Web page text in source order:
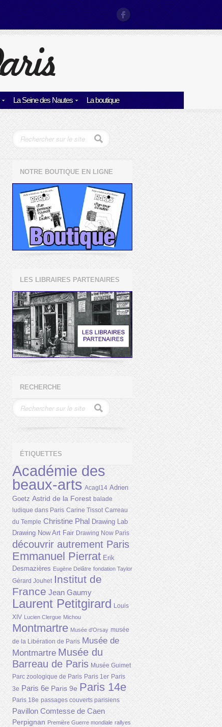
La Seine des Nautes La boutique
NOTRE BOUTIQUE EN LIGNE
LES LIBRAIRES PARTENAIRES
RECHERCHE
ÉTIQUETTES
Académie des
beaux-arts Acagl14 Adrien
Goetz Astrid de la Forest balade
ludique dans Paris Carine Tissot Carreau
du Temple Christine Phal Drawing Lab
Drawing Now Art Fair Drawing Now Paris
découvrir autrement Paris
Emmanuel Pierrat Erik
Desmazières Eugène Delâtre fondation Taylor
Gérard Jouhet Institut de
France Jean Gaumy
Laurent Petitgirard Louis
XIV Lucien Clergue Michou
Montmartre Musée d'Orsay musée
de la Libération de Paris Musée de
Montmartre Musée du
Barreau de Paris Musée Guimet
Parc zoologique de Paris Paris 1er Paris
3e Paris 6e Paris 9e Paris 14e
Paris 18e passages couverts parisiens
Pavillon Comtesse de Caen
Perpignan Première Guerre mondiale rallyes